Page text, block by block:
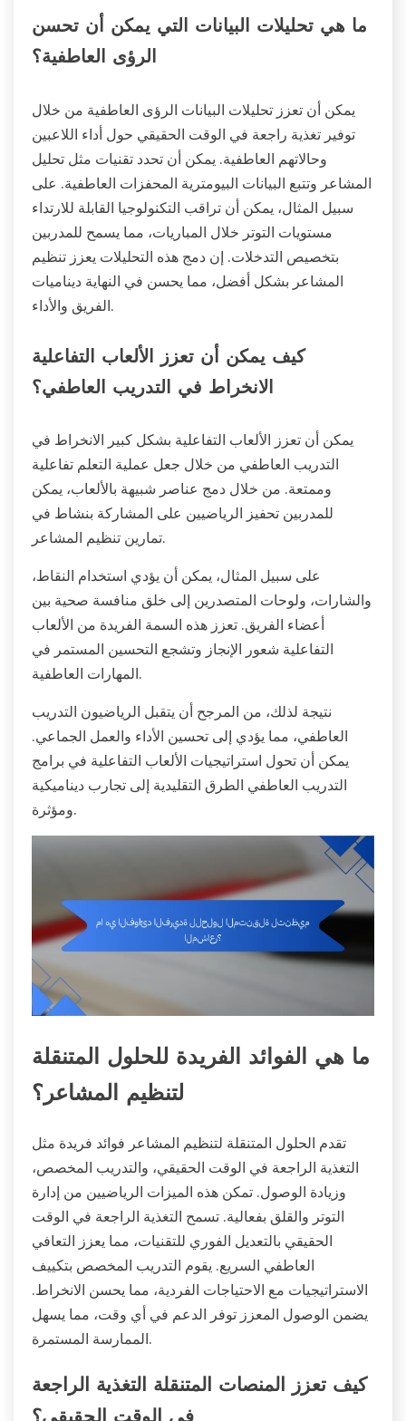
ما هي تحليلات البيانات التي يمكن أن تحسن
الرؤى العاطفية؟
يمكن أن تعزز تحليلات البيانات الرؤى العاطفية من خلال
توفير تغذية راجعة في الوقت الحقيقي حول أداء اللاعبين
وحالاتهم العاطفية. يمكن أن تحدد تقنيات مثل تحليل
المشاعر وتتبع البيانات البيومترية المحفزات العاطفية. على
سبيل المثال، يمكن أن تراقب التكنولوجيا القابلة للارتداء
مستويات التوتر خلال المباريات، مما يسمح للمدربين
بتخصيص التدخلات. إن دمج هذه التحليلات يعزز تنظيم
المشاعر بشكل أفضل، مما يحسن في النهاية ديناميات
الفريق والأداء.
كيف يمكن أن تعزز الألعاب التفاعلية
الانخراط في التدريب العاطفي؟
يمكن أن تعزز الألعاب التفاعلية بشكل كبير الانخراط في
التدريب العاطفي من خلال جعل عملية التعلم تفاعلية
وممتعة. من خلال دمج عناصر شبيهة بالألعاب، يمكن
للمدربين تحفيز الرياضيين على المشاركة بنشاط في
تمارين تنظيم المشاعر.
على سبيل المثال، يمكن أن يؤدي استخدام النقاط،
والشارات، ولوحات المتصدرين إلى خلق منافسة صحية بين
أعضاء الفريق. تعزز هذه السمة الفريدة من الألعاب
التفاعلية شعور الإنجاز وتشجع التحسين المستمر في
المهارات العاطفية.
نتيجة لذلك، من المرجح أن يتقبل الرياضيون التدريب
العاطفي، مما يؤدي إلى تحسين الأداء والعمل الجماعي.
يمكن أن تحول استراتيجيات الألعاب التفاعلية في برامج
التدريب العاطفي الطرق التقليدية إلى تجارب ديناميكية
ومؤثرة.
ما هي الفوائد الفريدة للحلول المتنقلة
لتنظيم المشاعر؟
تقدم الحلول المتنقلة لتنظيم المشاعر فوائد فريدة مثل
التغذية الراجعة في الوقت الحقيقي، والتدريب المخصص،
وزيادة الوصول. تمكن هذه الميزات الرياضيين من إدارة
التوتر والقلق بفعالية. تسمح التغذية الراجعة في الوقت
الحقيقي بالتعديل الفوري للتقنيات، مما يعزز التعافي
العاطفي السريع. يقوم التدريب المخصص بتكييف
الاستراتيجيات مع الاحتياجات الفردية، مما يحسن الانخراط.
يضمن الوصول المعزز توفر الدعم في أي وقت، مما يسهل
الممارسة المستمرة.
كيف تعزز المنصات المتنقلة التغذية الراجعة